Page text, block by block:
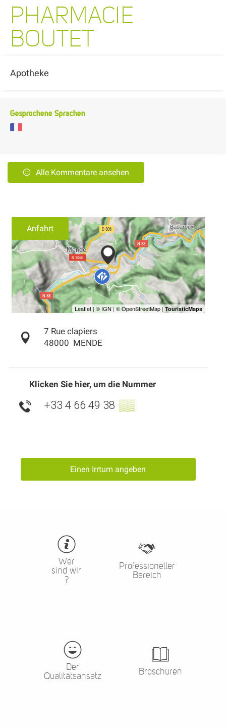
PHARMACIE
BOUTET
Apotheke
Gesprochene Sprachen
Alle Kommentare ansehen
Anfahrt
7 Rue clapiers
48000 MENDE
Klicken Sie hier, um die Nummer
+33 4 66 49 38 ▒▒
Einen Irrtum angeben
Wer
sind wir
?
Professioneller
Bereich
Der
Qualitätsansatz
Broschüren